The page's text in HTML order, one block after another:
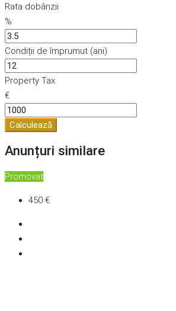
Rata dobânzii
%
Condiții de împrumut (ani)
Property Tax
€
Calculează
Anunțuri similare
Promovat
450 €